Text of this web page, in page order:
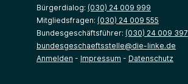
Bürgerdialog: (030) 24 009 999
Mitgliedsfragen: (030) 24 009 555
Bundesgeschäftsführer: (030) 24 009 397
bundesgeschaeftsstelle@die-linke.de
Anmelden - Impressum - Datenschutz